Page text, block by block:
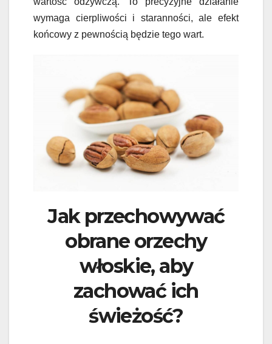
wymaga cierpliwości i staranności, ale efekt
końcowy z pewnością będzie tego wart.
Jak przechowywać
obrane orzechy
włoskie, aby
zachować ich
świeżość?